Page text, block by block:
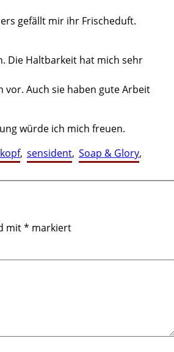
gefällt mir ihr Frischeduft.
Die Haltbarkeit hat mich sehr
vor. Auch sie haben gute Arbeit
würde ich mich freuen.
, sensident, Soap & Glory,
mit* markiert